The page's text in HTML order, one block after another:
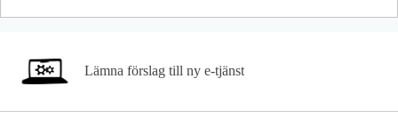
Lämna förslag till ny e-tjänst